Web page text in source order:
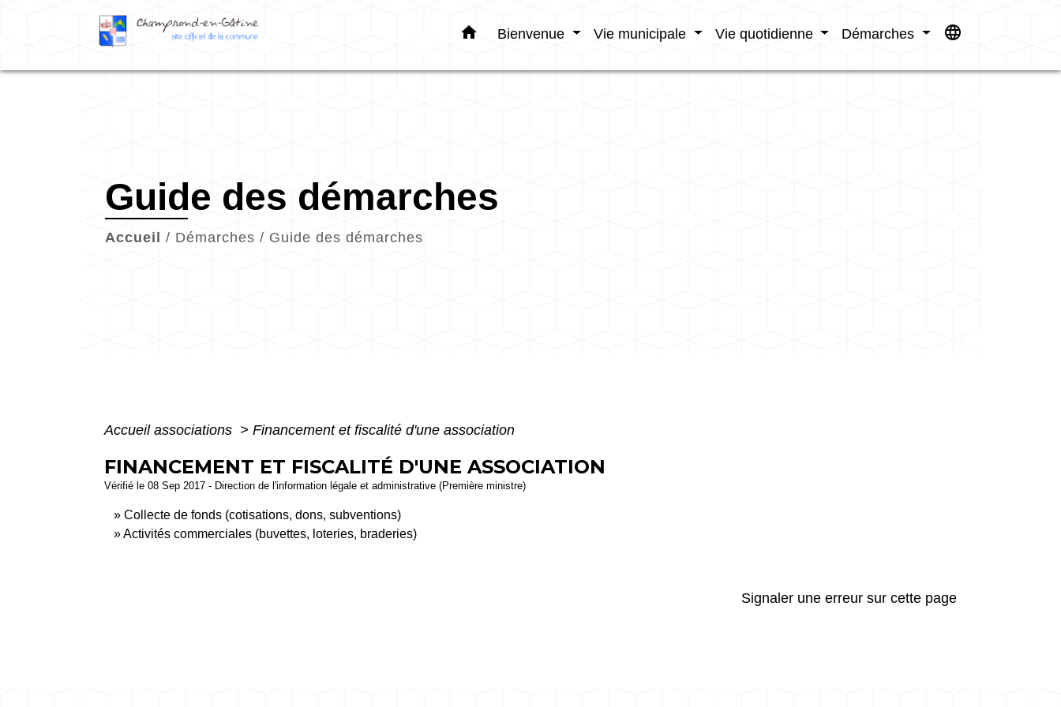
home Bienvenue Vie municipale Vie quotidienne Démarches language
Guide des démarches
Accueil / Démarches / Guide des démarches
Accueil associations > Financement et fiscalité d'une association
FINANCEMENT ET FISCALITÉ D'UNE ASSOCIATION
Vérifié le 08 Sep 2017 - Direction de l'information légale et administrative (Première ministre)
Collecte de fonds (cotisations, dons, subventions)
Activités commerciales (buvettes, loteries, braderies)
Signaler une erreur sur cette page